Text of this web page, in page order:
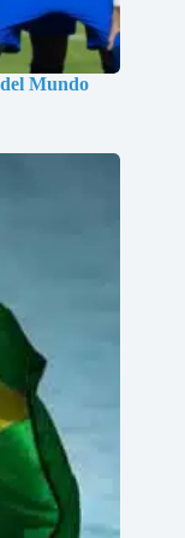
Mundo